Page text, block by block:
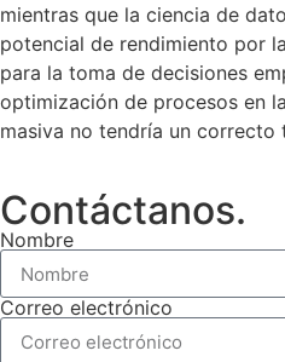
mientras que la ciencia de
potencial de rendimiento por
para la toma de decisiones
optimización de procesos en
masiva no tendría un
Contáctanos.
Nombre
Correo electrónico